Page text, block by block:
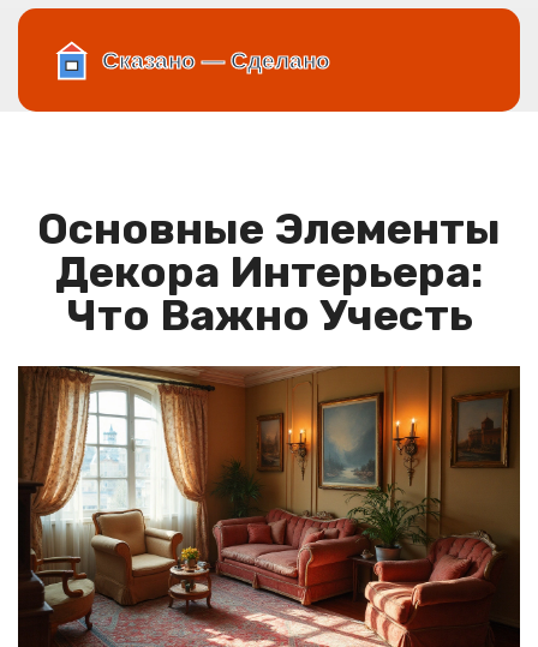
Основные Элементы
Декора Интерьера:
Что Важно Учесть